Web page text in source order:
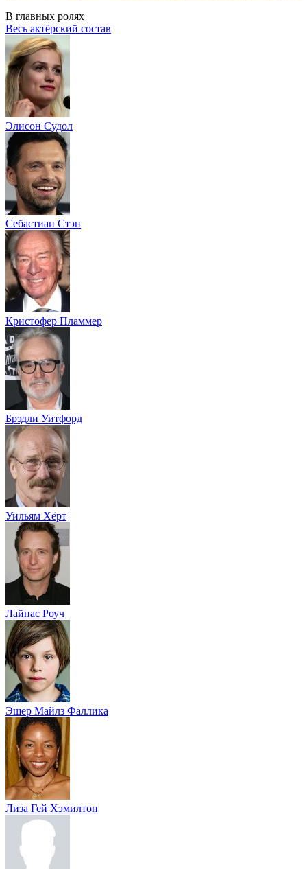
В главных ролях
Весь актёрский состав
Элисон Судол
Себастиан Стэн
Кристофер Пламмер
Брэдли Уитфорд
Уильям Хёрт
Лайнас Роуч
Эшер Майлз Фаллика
Лиза Гей Хэмилтон